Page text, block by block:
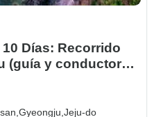
Días: Recorrido
(guía y conductor
Gyeongju,Jeju-do